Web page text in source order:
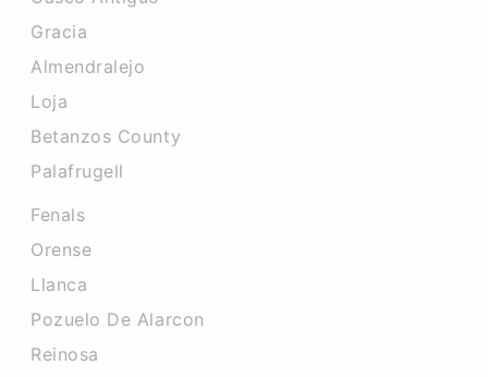
Gracia
Almendralejo
Loja
Betanzos County
Palafrugell
Fenals
Orense
Llanca
Pozuelo De Alarcon
Reinosa